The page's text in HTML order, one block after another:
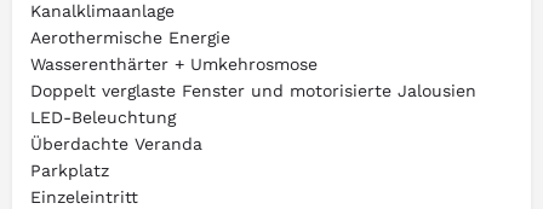
Kanalklimaanlage
Aerothermische Energie
Wasserenthärter + Umkehrosmose
Doppelt verglaste Fenster und motorisierte Jalousien
LED-Beleuchtung
Überdachte Veranda
Parkplatz
Einzeleintritt